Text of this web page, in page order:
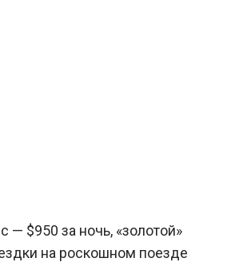
— $950 за ночь, «золотой»
на роскошном поезде